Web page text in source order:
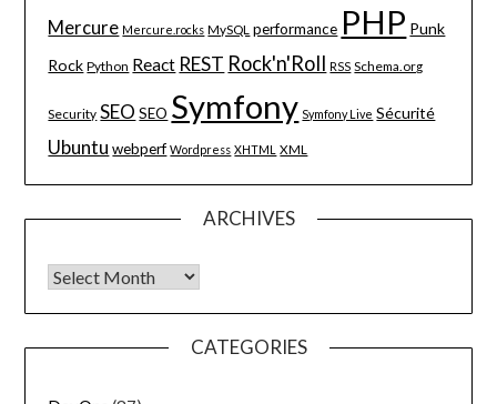
Mercure Mercure.rocks MySQL performance PHP Punk
Rock Python React REST Rock'n'Roll RSS Schema.org
Security SEO SEO Symfony Symfony Live Sécurité
Ubuntu webperf Wordpress XHTML XML
ARCHIVES
Archives
CATEGORIES